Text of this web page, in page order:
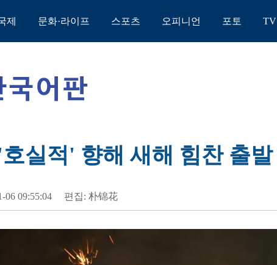
제 문화·라이프 스포츠 오피니언 포토 TV
실적' 향해 새해 힘찬 출발
06 09:55:04 편집: 朴锦花